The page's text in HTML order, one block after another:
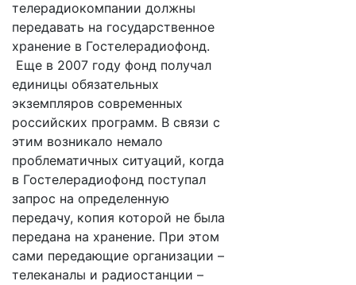
телерадиокомпании должны
передавать на государственное
хранение в Гостелерадиофонд.
Еще в 2007 году фонд получал
единицы обязательных
экземпляров современных
российских программ. В связи с
этим возникало немало
проблематичных ситуаций, когда
в Гостелерадиофонд поступал
запрос на определенную
передачу, копия которой не была
передана на хранение. При этом
сами передающие организации –
телеканалы и радиостанции –